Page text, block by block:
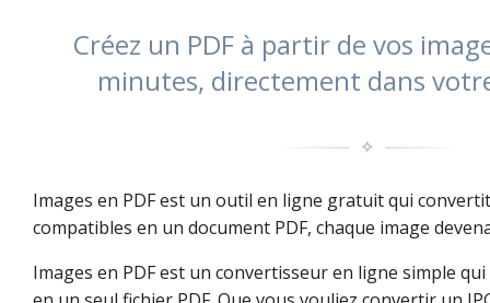
Créez un PDF à partir de vos
minutes, directement dans
✧
Images en PDF est un outil en ligne gratuit qui
compatibles en un document PDF, chaque image
Images en PDF est un convertisseur en ligne simple